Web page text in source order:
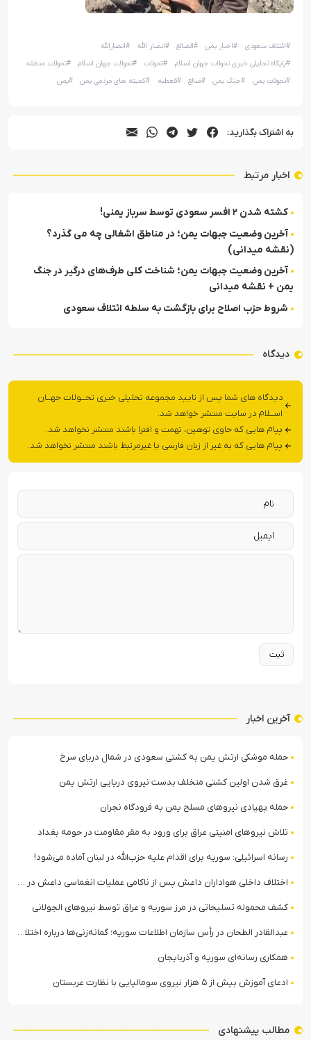
#ائتلاف سعودی #اخبار یمن #الضالع #انصار الله #انصارالله
#پایگاه تحلیلی خبری تحولات جهان اسلام #تحولات #تحولات جهان اسلام #تحولات منطقه
#تحولات یمن #جنگ یمن #ضالع #قعطبه #کمیته های مردمی یمن #یمن
به اشتراک بگذارید:
اخبار مرتبط
کشته شدن ۲ افسر سعودی توسط سرباز یمنی!
آخرین وضعیت جبهات یمن؛ در مناطق اشغالی چه می گذرد؟
(نقشه میدانی)
آخرین وضعیت جبهات یمن؛ شناخت کلی طرف‌های درگیر در جنگ
یمن + نقشه میدانی
شروط حزب اصلاح برای بازگشت به سلطه ائتلاف سعودی
دیدگاه
دیدگاه های شما پس از تایید مجموعه تحلیلی خبری تحــولات جهــان
اســلام در سایت منتشر خواهد شد.
پیام هایی که حاوی توهین، تهمت و افترا باشند منتشر نخواهد شد.
پیام هایی که به غیر از زبان فارسی یا غیرمرتبط باشند منتشر نخواهد شد.
آخرین اخبار
حمله موشکی ارتش یمن به کشتی سعودی در شمال دریای سرخ
غرق شدن اولین کشتی متخلف بدست نیروی دریایی ارتش یمن
حمله پهپادی نیروهای مسلح یمن به فرودگاه نجران
تلاش نیروهای امنیتی عراق برای ورود به مقر مقاومت در حومه بغداد
رسانه اسرائیلی: سوریه برای اقدام علیه حزب‌الله در لبنان آماده می‌شود!
اختلاف داخلی هواداران داعش پس از ناکامی عملیات انغماسی داعش در رقه
کشف محموله تسلیحاتی در مرز سوریه و عراق توسط نیروهای الجولانی
عبدالقادر الطحان در رأس سازمان اطلاعات سوریه؛ گمانه‌زنی‌ها درباره اختلافات در ساختار امنیتی
همکاری رسانه‌ای سوریه و آذربایجان
ادعای آموزش بیش از ۵ هزار نیروی سومالیایی با نظارت عربستان
مطالب پیشنهادی